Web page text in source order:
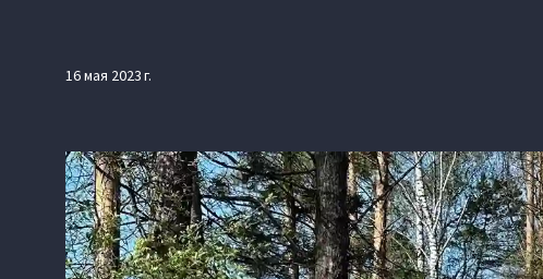
16 мая 2023 г.